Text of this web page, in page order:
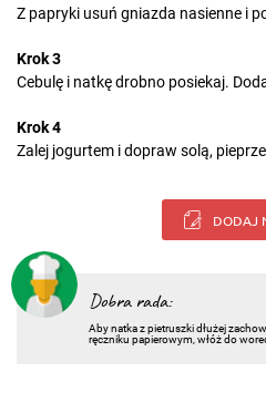
Z papryki usuń gniazda nasienne i
Krok 3
Cebulę i natkę drobno posiekaj.
Krok 4
Zalej jogurtem i dopraw solą,
DODAJ
Dobra rada:
Aby natka z pietruszki dłużej
ręczniku papierowym, włóż do